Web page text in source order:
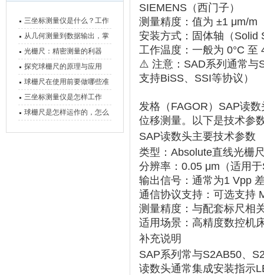
三坐标测量仪是什么？工作
原理、分类与核心功能一次
讲清
从几何测量到数据输出，掌
握万濠影像测量仪的六大核
心能力
光栅尺：精密测量的利器
探究球栅尺的原理与应用
球栅尺在使用前要做哪些准
备工作？
三坐标测量仪是怎样工作
的，功能有什么优势？
球栅尺是怎样运作的，怎么
SIEMENS ‌（西门子）‌‌
测量精度 ‌：值为 ‌ ±1 μm/m
安装方式 ：固体轴（
工作温度 ‌：一般为 ‌ 0°C 至
⚠️ 注意：SAD系列通常与‌
支持BiSS、SSI等协议）‌‌
发格（FAGOR）SAP读数
位移测量。以下是技术参
SAP读数头主要技术参数
类型 ：Absolute直线光栅
分辨率 ‌：‌ 0.05 μm （适用
输出信号 ‌：通常为‌1 Vpp
通信协议支持 ‌：可选支持 ‌
测量精度 ：与配套标尺相
适用场景 ：高精度数控机
补充说明
SAP系列常与‌S2AB50、
读数头通常集成‌安装指示